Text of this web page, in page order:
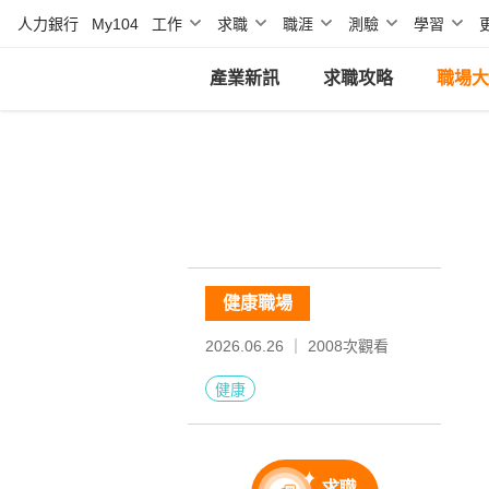
人力銀行 My104 工作 求職 職涯 測驗 學習
產業新訊 求職攻略 職場
健康職場
2026.06.26 ｜ 2008次觀看
健康